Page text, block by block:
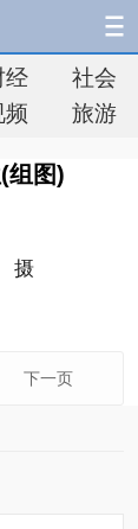
经
社会
频 旅游
组图)
下一页